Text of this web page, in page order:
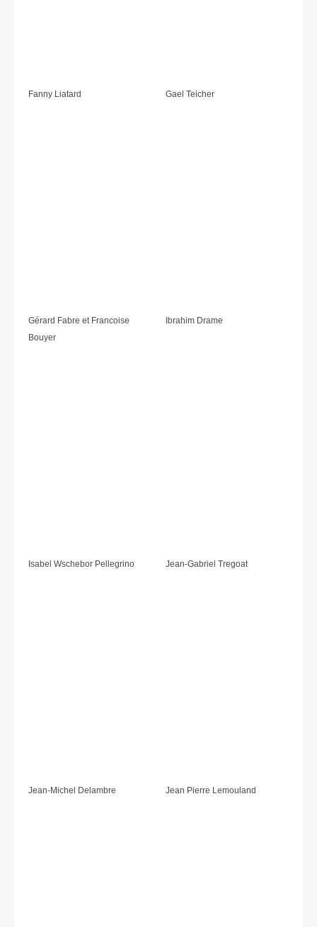
Fanny Liatard Gael Teicher
Gérard Fabre et Francoise
Bouyer
Ibrahim Drame
Isabel Wschebor Pellegrino Jean-Gabriel Tregoat
Jean-Michel Delambre Jean Pierre Lemouland